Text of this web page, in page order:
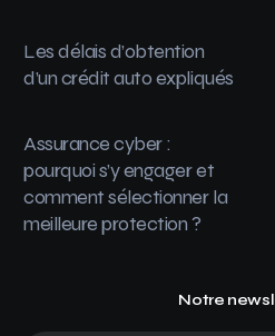
Les délais d’obtention
d’un crédit auto expliqués
Assurance cyber :
pourquoi s’y engager et
comment sélectionner la
meilleure protection ?
Notre